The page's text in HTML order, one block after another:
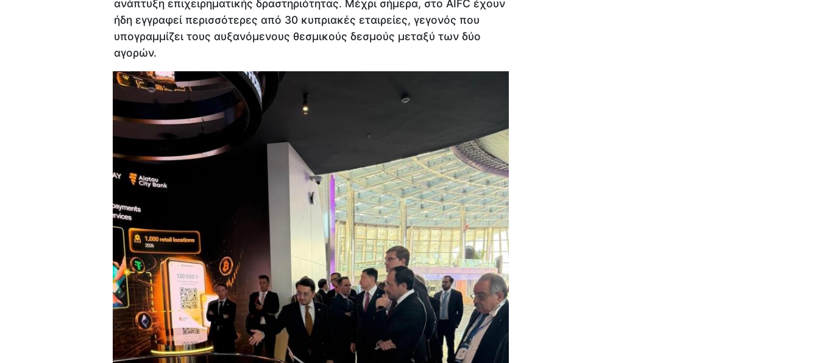
ανάπτυξη επιχειρηματικής δραστηριότητας. Μέχρι σήμερα, στο AIFC έχουν
ήδη εγγραφεί περισσότερες από 30 κυπριακές εταιρείες, γεγονός που
υπογραμμίζει τους αυξανόμενους θεσμικούς δεσμούς μεταξύ των δύο
αγορών.